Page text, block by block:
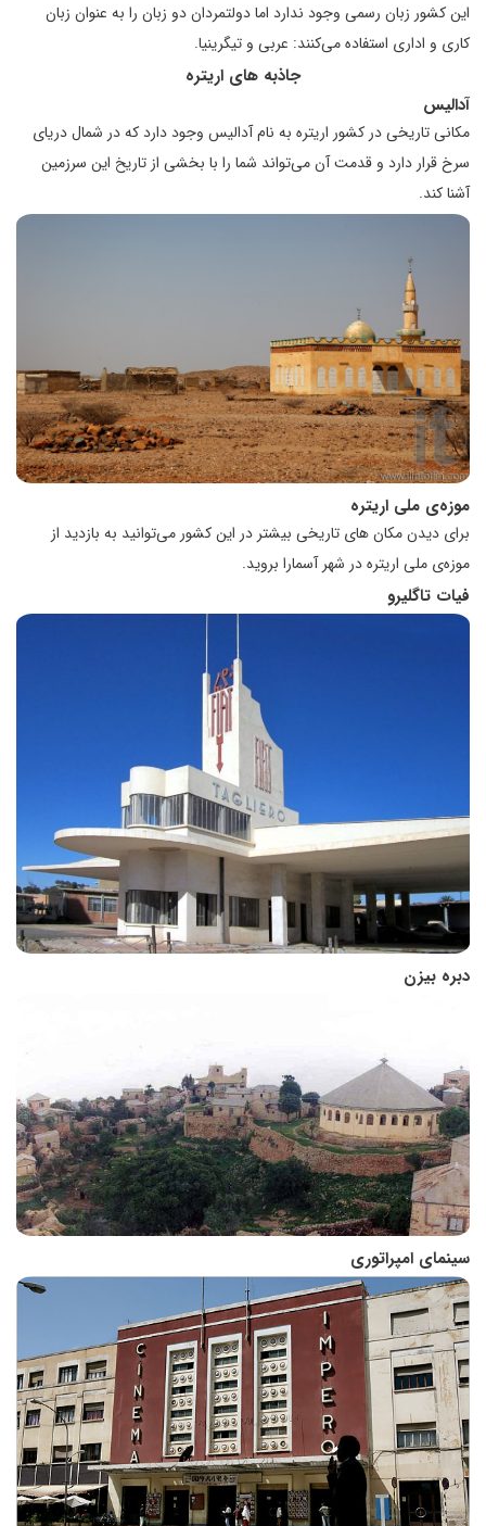
این کشور زبان رسمی وجود ندارد اما دولتمردان دو زبان را به عنوان زبان
کاری و اداری استفاده می‌کنند: عربی و تیگرینیا.
جاذبه های اریتره
آدالیس
مکانی تاریخی در کشور اریتره به نام آدالیس وجود دارد که در شمال دریای
سرخ قرار دارد و قدمت آن می‌تواند شما را با بخشی از تاریخ این سرزمین
آشنا کند.
موزه‌ی ملی اریتره
برای دیدن مکان های تاریخی بیشتر در این کشور می‌توانید به بازدید از
موزه‌ی ملی اریتره در شهر آسمارا بروید.
فیات تاگلیرو
دبره بیزن
سینمای امپراتوری